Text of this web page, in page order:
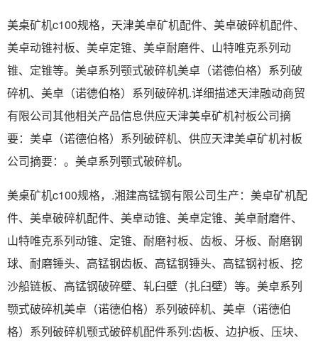
美桌矿机c100规格，天津美卓矿机配件、美卓破碎机配件、
美卓动锥衬板、美卓定锥、美卓耐磨件、山特唯克系列动
锥、定锥等。美卓系列颚式破碎机美卓（诺德伯格）系列破
碎机、美卓（诺德伯格）系列破碎机.详细描述天津融动商贸
有限公司其他相关产品信息供应天津美卓矿机衬板公司摘
要：美卓（诺德伯格）系列破碎机、供应天津美卓矿机衬板
公司摘要：。美卓系列颚式破碎机。
美桌矿机c100规格，.湘建高锰钢有限公司生产：美卓矿机配
件、美卓破碎机配件、美卓动锥、美卓定锥、美卓耐磨件、
山特唯克系列动锥、定锥、耐磨衬板、齿板、牙板、耐磨钢
球、耐磨锤头、高锰钢齿板、高锰钢锤头、高锰钢衬板、挖
沙船链板、高锰钢破碎壁、轧臼壁（扎臼壁）等。美卓系列
颚式破碎机美卓（诺德伯格）系列破碎机、美卓（诺德伯
格）系列破碎机颚式破碎机配件系列:齿板、边护板、压块、